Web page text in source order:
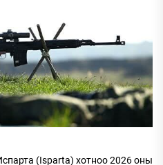
(Isparta) хотноо 2026 оны